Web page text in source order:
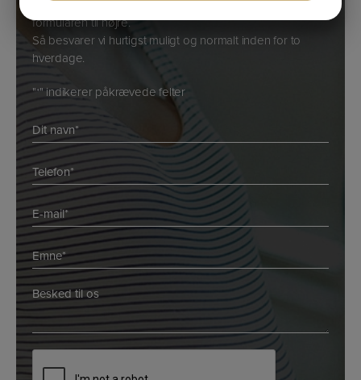
også kontakte os ved at sende en e-mail eller bruge
formularen til højre.
Så besvarer vi hurtigst muligt og normalt inden for to
hverdage.
"*" indikerer påkrævede felter
Navn
*
Telefon
*
E-
mail
*
*
Emne
*
*
Besked
*
*
MARKETING STATISTIK